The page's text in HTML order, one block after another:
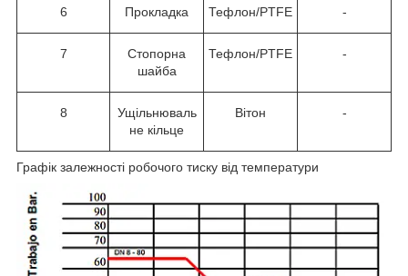
6 Прокладка Тефлон/PTFE -
7
Стопорна
шайба
Тефлон/PTFE -
8
Ущільнюваль
не кільце
Вітон -
Графік залежності робочого тиску від температури